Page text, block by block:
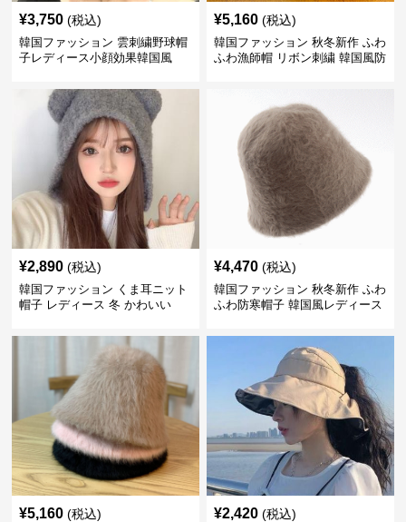
¥3,750 (税込)
韓国ファッション 雲刺繍野球帽
子レディース小顔効果韓国風
¥5,160 (税込)
韓国ファッション 秋冬新作 ふわ
ふわ漁師帽 リボン刺繍 韓国風防
¥2,890 (税込)
韓国ファッション くま耳ニット
帽子 レディース 冬 かわいい
¥4,470 (税込)
韓国ファッション 秋冬新作 ふわ
ふわ防寒帽子 韓国風レディース
¥5,160 (税込) ¥2,420 (税込)